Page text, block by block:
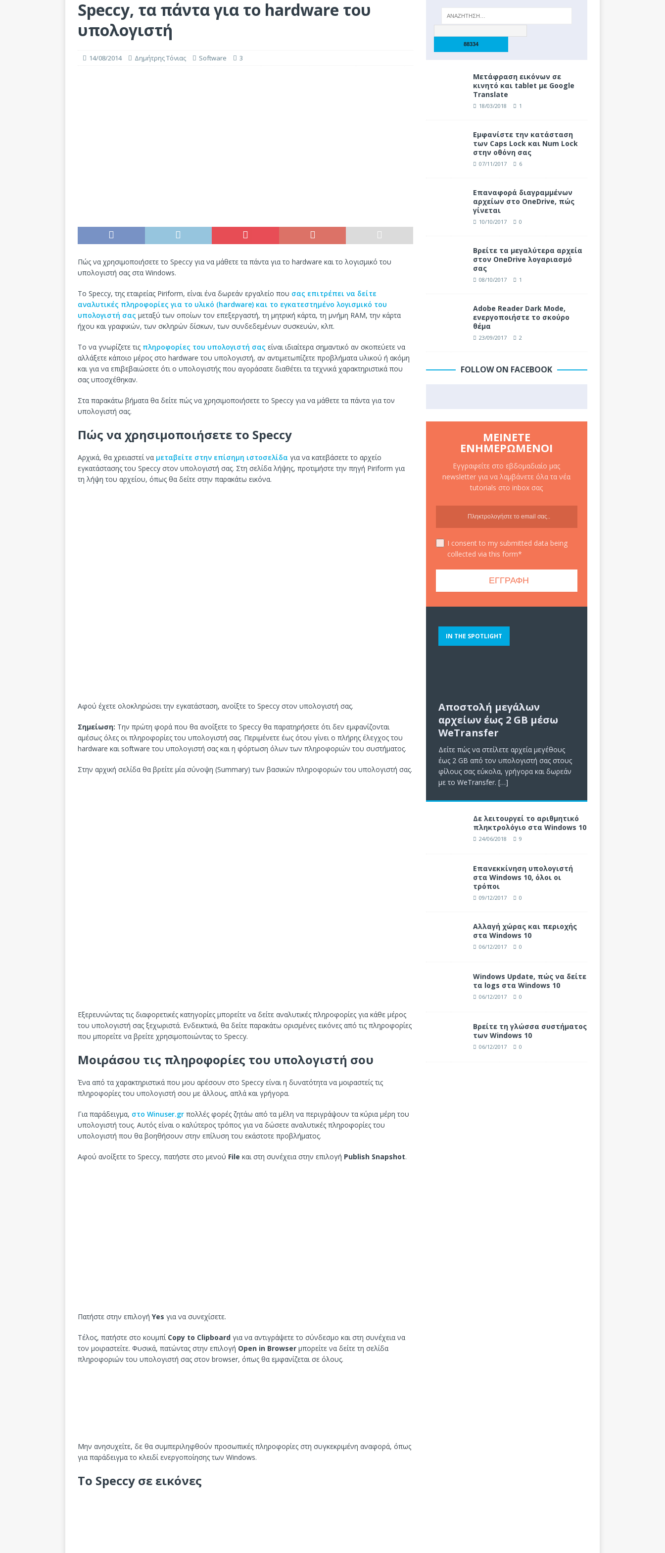
Speccy, τα πάντα για το hardware του
υπολογιστή
14/08/2014 Δημήτρης Τόνιας Software 3
Πώς να χρησιμοποιήσετε το Speccy για να μάθετε τα πάντα για το hardware και το λογισμικό του
υπολογιστή σας στα Windows.
Το Speccy, της εταιρείας Piriform, είναι ένα δωρεάν εργαλείο που σας επιτρέπει να δείτε
αναλυτικές πληροφορίες για το υλικό (hardware) και το εγκατεστημένο λογισμικό του
υπολογιστή σας μεταξύ των οποίων τον επεξεργαστή, τη μητρική κάρτα, τη μνήμη RAM, την κάρτα
ήχου και γραφικών, των σκληρών δίσκων, των συνδεδεμένων συσκευών, κλπ.
Το να γνωρίζετε τις πληροφορίες του υπολογιστή σας είναι ιδιαίτερα σημαντικό αν σκοπεύετε να
αλλάξετε κάποιο μέρος στο hardware του υπολογιστή, αν αντιμετωπίζετε προβλήματα υλικού ή ακόμη
και για να επιβεβαιώσετε ότι ο υπολογιστής που αγοράσατε διαθέτει τα τεχνικά χαρακτηριστικά που
σας υποσχέθηκαν.
Στα παρακάτω βήματα θα δείτε πώς να χρησιμοποιήσετε το Speccy για να μάθετε τα πάντα για τον
υπολογιστή σας.
Πώς να χρησιμοποιήσετε το Speccy
Αρχικά, θα χρειαστεί να μεταβείτε στην επίσημη ιστοσελίδα για να κατεβάσετε το αρχείο
εγκατάστασης του Speccy στον υπολογιστή σας. Στη σελίδα λήψης, προτιμήστε την πηγή Piriform για
τη λήψη του αρχείου, όπως θα δείτε στην παρακάτω εικόνα.
Αφού έχετε ολοκληρώσει την εγκατάσταση, ανοίξτε το Speccy στον υπολογιστή σας.
Σημείωση: Την πρώτη φορά που θα ανοίξετε το Speccy θα παρατηρήσετε ότι δεν εμφανίζονται
αμέσως όλες οι πληροφορίες του υπολογιστή σας. Περιμένετε έως ότου γίνει ο πλήρης έλεγχος του
hardware και software του υπολογιστή σας και η φόρτωση όλων των πληροφοριών του συστήματος.
Στην αρχική σελίδα θα βρείτε μία σύνοψη (Summary) των βασικών πληροφοριών του υπολογιστή σας.
Εξερευνώντας τις διαφορετικές κατηγορίες μπορείτε να δείτε αναλυτικές πληροφορίες για κάθε μέρος
του υπολογιστή σας ξεχωριστά. Ενδεικτικά, θα δείτε παρακάτω ορισμένες εικόνες από τις πληροφορίες
που μπορείτε να βρείτε χρησιμοποιώντας το Speccy.
Μοιράσου τις πληροφορίες του υπολογιστή σου
Ένα από τα χαρακτηριστικά που μου αρέσουν στο Speccy είναι η δυνατότητα να μοιραστείς τις
πληροφορίες του υπολογιστή σου με άλλους, απλά και γρήγορα.
Για παράδειγμα, στο Winuser.gr πολλές φορές ζητάω από τα μέλη να περιγράψουν τα κύρια μέρη του
υπολογιστή τους. Αυτός είναι ο καλύτερος τρόπος για να δώσετε αναλυτικές πληροφορίες του
υπολογιστή που θα βοηθήσουν στην επίλυση του εκάστοτε προβλήματος.
Αφού ανοίξετε το Speccy, πατήστε στο μενού File και στη συνέχεια στην επιλογή Publish Snapshot.
Πατήστε στην επιλογή Yes για να συνεχίσετε.
Τέλος, πατήστε στο κουμπί Copy to Clipboard για να αντιγράψετε το σύνδεσμο και στη συνέχεια να
τον μοιραστείτε. Φυσικά, πατώντας στην επιλογή Open in Browser μπορείτε να δείτε τη σελίδα
πληροφοριών του υπολογιστή σας στον browser, όπως θα εμφανίζεται σε όλους.
Μην ανησυχείτε, δε θα συμπεριληφθούν προσωπικές πληροφορίες στη συγκεκριμένη αναφορά, όπως
για παράδειγμα το κλειδί ενεργοποίησης των Windows.
Το Speccy σε εικόνες
Μετάφραση εικόνων σε
κινητό και tablet με Google
Translate
18/03/2018 1
Eμφανίστε την κατάσταση
των Caps Lock και Num Lock
στην οθόνη σας
07/11/2017 6
Επαναφορά διαγραμμένων
αρχείων στο OneDrive, πώς
γίνεται
10/10/2017 0
Βρείτε τα μεγαλύτερα αρχεία
στον OneDrive λογαριασμό
σας
08/10/2017 1
Adobe Reader Dark Mode,
ενεργοποιήστε το σκούρο
θέμα
23/09/2017 2
FOLLOW ON FACEBOOK
ΜΕΊΝΕΤΕ
ΕΝΗΜΕΡΩΜΈΝΟΙ
Εγγραφείτε στο εβδομαδιαίο μας
newsletter για να λαμβάνετε όλα τα νέα
tutorials στο inbox σας
I consent to my submitted data being
collected via this form*
IN THE SPOTLIGHT
Αποστολή μεγάλων
αρχείων έως 2 GB μέσω
WeTransfer
Δείτε πώς να στείλετε αρχεία μεγέθους
έως 2 GB από τον υπολογιστή σας στους
φίλους σας εύκολα, γρήγορα και δωρεάν
με το WeTransfer. […]
Δε λειτουργεί το αριθμητικό
πληκτρολόγιο στα Windows 10
24/06/2018 9
Επανεκκίνηση υπολογιστή
στα Windows 10, όλοι οι
τρόποι
09/12/2017 0
Αλλαγή χώρας και περιοχής
στα Windows 10
06/12/2017 0
Windows Update, πώς να δείτε
τα logs στα Windows 10
06/12/2017 0
Βρείτε τη γλώσσα συστήματος
των Windows 10
06/12/2017 0